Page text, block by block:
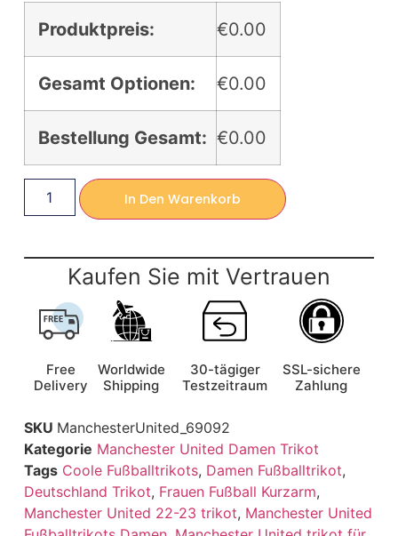
Produktpreis: €0.00
Gesamt Optionen: €0.00
Bestellung Gesamt: €0.00
In Den Warenkorb
Kaufen Sie mit Vertrauen
Free
Delivery
Worldwide
Shipping
30-tägiger
Testzeitraum
SSL-sichere
Zahlung
SKU ManchesterUnited_69092
Kategorie Manchester United Damen Trikot
Tags Coole Fußballtrikots, Damen Fußballtrikot,
Deutschland Trikot, Frauen Fußball Kurzarm,
Manchester United 22-23 trikot, Manchester United